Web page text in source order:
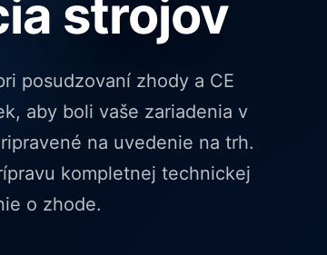
strojov
posudzovaní zhody a CE
aby boli vaše zariadenia v
na uvedenie na trh.
kompletnej technickej
o zhode.